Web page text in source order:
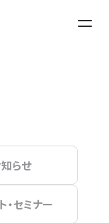
らせ
・セミナー